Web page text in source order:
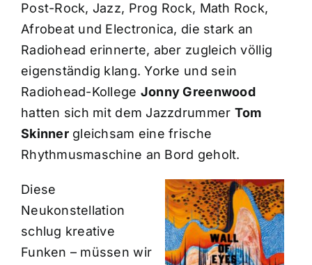
Post-Rock, Jazz, Prog Rock, Math Rock,
Afrobeat und Electronica, die stark an
Radiohead erinnerte, aber zugleich völlig
eigenständig klang. Yorke und sein
Radiohead-Kollege Jonny Greenwood
hatten sich mit dem Jazzdrummer Tom
Skinnergleichsam eine frische
Rhythmusmaschine an Bord geholt.
Diese
Neukonstellation
schlug kreative
Funken – müssen wir